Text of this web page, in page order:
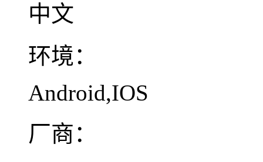
中文
环境：
Android,IOS
厂商：